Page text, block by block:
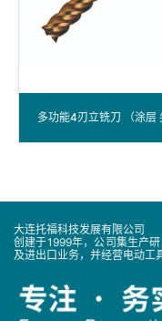
大连托福科技发展有限公司
创建于1999年，公司集生产
及进出口业务，并经营电动工